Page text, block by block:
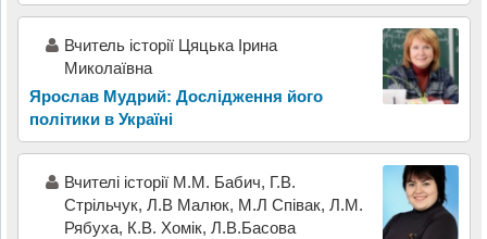
Вчитель історії Цяцька Ірина
Миколаївна
Ярослав Мудрий: Дослідження його
політики в Україні
Вчителі історії М.М. Бабич, Г.В.
Стрільчук, Л.В Малюк, М.Л Співак, Л.М.
Рябуха, К.В. Хомік, Л.В.Басова